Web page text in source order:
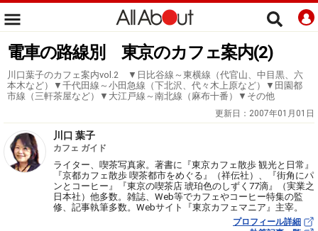
電車の路線別 東京のカフェ案内(2)
川口葉子のカフェ案内vol.2 ▼日比谷線～東横線（代官山、中目黒、六
本木など）▼千代田線～小田急線（下北沢、代々木上原など）▼田園都
市線（三軒茶屋など）▼大江戸線～南北線（麻布十番）▼その他
更新日： 2007年01月01日
川口 葉子
カフェ ガイド
ライター、喫茶写真家。著書に『東京カフェ散歩 観光と日常』
『京都カフェ散歩 喫茶都市をめぐる』（祥伝社）、『街角にパ
ンとコーヒー』『東京の喫茶店 琥珀色のしずく77滴』（実業之
日本社）他多数。雑誌、Web等でカフェやコーヒー特集の監
修、記事執筆多数。Webサイト『東京カフェマニア』主宰。
プロフィール詳細